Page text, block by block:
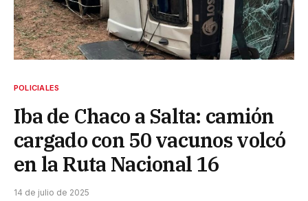
POLICIALES
Iba de Chaco a Salta: camión
cargado con 50 vacunos volcó
en la Ruta Nacional 16
14 de julio de 2025